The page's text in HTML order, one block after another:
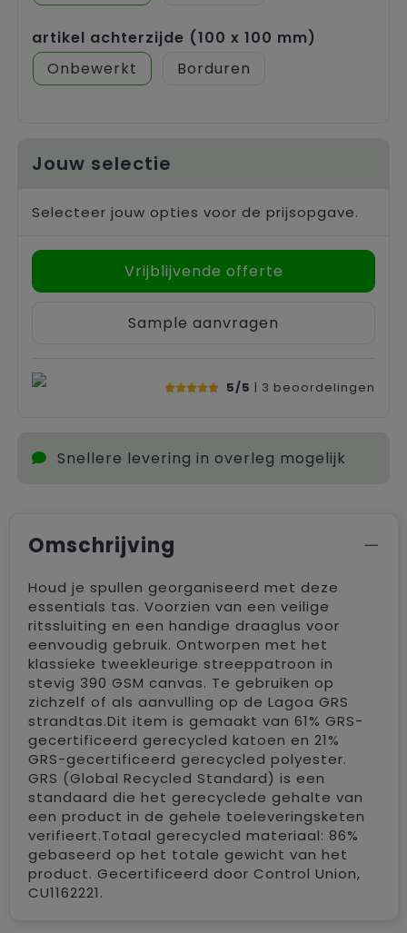
artikel achterzijde (100 x 100 mm)
Onbewerkt
Borduren
Jouw selectie
Selecteer jouw opties voor de prijsopgave.
Vrijblijvende offerte
Sample aanvragen
5/5 | 3 beoordelingen
Snellere levering in overleg mogelijk
Omschrijving
Houd je spullen georganiseerd met deze
essentials tas. Voorzien van een veilige
ritssluiting en een handige draaglus voor
eenvoudig gebruik. Ontworpen met het
klassieke tweekleurige streeppatroon in
stevig 390 GSM canvas. Te gebruiken op
zichzelf of als aanvulling op de Lagoa GRS
strandtas.Dit item is gemaakt van 61% GRS-
gecertificeerd gerecycled katoen en 21%
GRS-gecertificeerd gerecycled polyester.
GRS (Global Recycled Standard) is een
standaard die het gerecyclede gehalte van
een product in de gehele toeleveringsketen
verifieert.Totaal gerecycled materiaal: 86%
gebaseerd op het totale gewicht van het
product. Gecertificeerd door Control Union,
CU1162221.